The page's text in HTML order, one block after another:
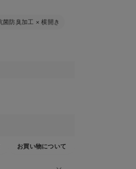
菌防臭加工 ×横開き
お買い物について